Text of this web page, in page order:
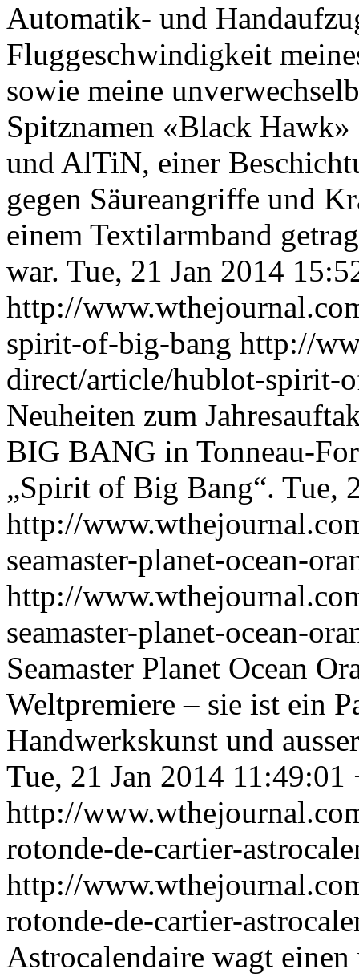
Automatik- und
Fluggeschwindigkeit
sowie meine
Spitznamen «Black
und AlTiN, einer
gegen Säureangriffe und
einem Textilarmband
war. Tue, 21 Jan 2014
http://
spirit-of-big-bang http://
direct/article/hublot-spirit-
Neuheiten zum
BIG BANG in Tonneau-
„Spirit of Big Bang“. Tue,
http://
seamaster-planet-ocean-
http://
seamaster-planet-ocean-
Seamaster Planet Ocean
Weltpremiere – sie ist ein
Handwerkskunst und
Tue, 21 Jan 2014 11:49:01
http://
rotonde-de-cartier-
http://
rotonde-de-cartier-
Astrocalendaire wagt